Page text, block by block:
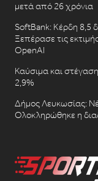
μετά από 26 χρόνια
SoftBank: Κέρδη 8,5
Ξεπέρασε τις
OpenAI
Καύσιμα και
2,9%
Δήμος Λευκωσίας:
Ολοκληρώθηκε η